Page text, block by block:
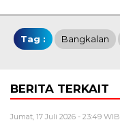
Tag : Bangkalan
BERITA TERKAIT
Jumat, 17 Juli 2026 - 23:49 WIB